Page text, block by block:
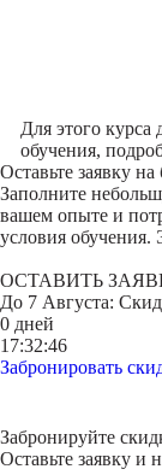
Для этого курса
обучения,
Оставьте заявку на
Заполните
вашем опыте и
условия обучения.
ОСТАВИТЬ
До 7 Августа:
0 дней
17:32:46
Забронировать
Забронируйте
Оставьте заявку и